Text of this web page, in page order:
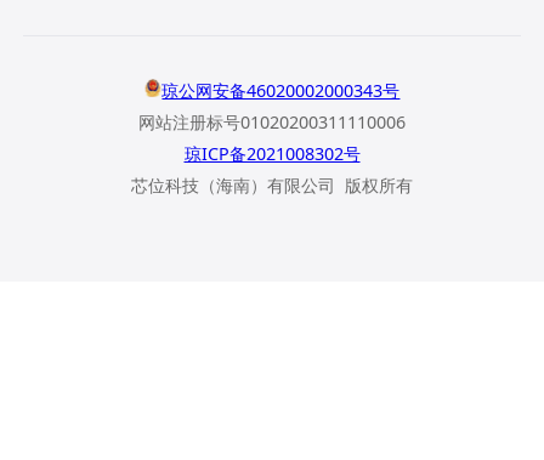
琼公网安备46020002000343号
网站注册标号01020200311110006
琼ICP备2021008302号
芯位科技（海南）有限公司 版权所有